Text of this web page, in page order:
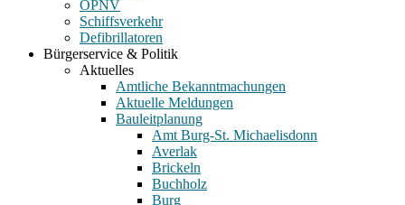
ÖPNV
Schiffsverkehr
Defibrillatoren
Bürgerservice & Politik
Aktuelles
Amtliche Bekanntmachungen
Aktuelle Meldungen
Bauleitplanung
Amt Burg-St. Michaelisdonn
Averlak
Brickeln
Buchholz
Burg